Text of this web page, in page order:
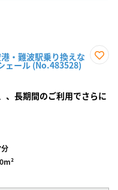
・難波駅乗り換えな
ェール (No.483528)
録
、長期間のご利用でさらに